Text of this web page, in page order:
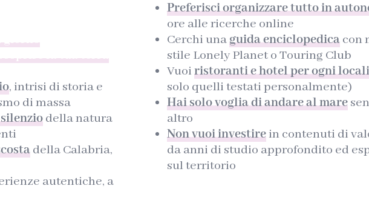
giorno
la tua terra
, intrisi di storia e
di massa
della natura
della Calabria,
autentiche, a
Preferisci organizzare tutto in
ore alle ricerche online
Cerchi unaguida enciclopedicacon
stile Lonely Planet o Touring Club
Vuoi ristoranti e hotel per ogni
solo quelli testati personalmente)
Hai solo voglia di andare al mare
altro
Non vuoi investirein contenuti di
da anni di studio approfondito ed
sul territorio